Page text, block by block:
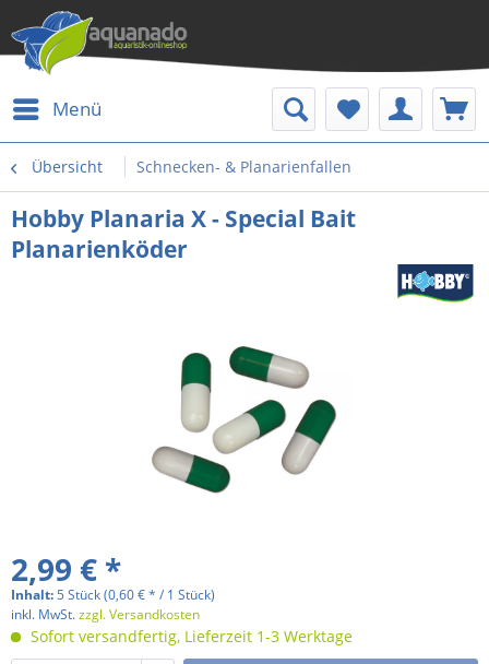
Menü
Übersicht Schnecken- & Planarienfallen
Hobby Planaria X - Special Bait
Planarienköder
2,99 € *
Inhalt:5 Stück (0,60 € * / 1 Stück)
inkl. MwSt.zzgl. Versandkosten
Sofort versandfertig, Lieferzeit 1-3 Werktage